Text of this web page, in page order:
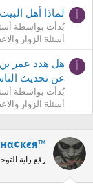
لماذا أهل
بُدأت بواسطة
أسئلة الزوار
هل هدد عمر
عن تحديث
بُدأت بواسطة
أسئلة الزوار
رفع راية